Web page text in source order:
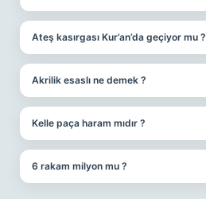
Ateş kasırgası Kur’an’da geçiyor mu ?
Akrilik esaslı ne demek ?
Kelle paça haram mıdır ?
6 rakam milyon mu ?